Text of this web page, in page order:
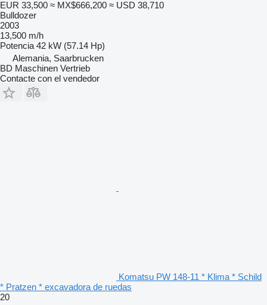
EUR 33,500 ≈ MX$666,200 ≈ USD 38,710
Bulldozer
2003
13,500 m/h
Potencia 42 kW (57.14 Hp)
Alemania, Saarbrucken
BD Maschinen Vertrieb
Contacte con el vendedor
Komatsu PW 148-11 * Klima * Schild
* Pratzen * excavadora de ruedas
20